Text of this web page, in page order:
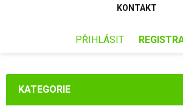
KONTAKT
PŘIHLÁSIT
KATEGORIE